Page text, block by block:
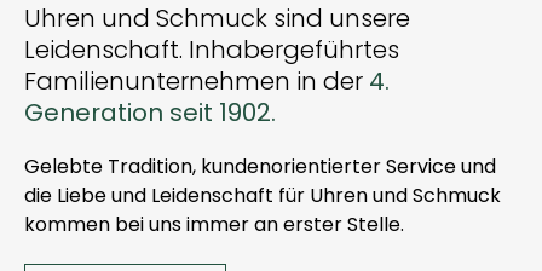
Uhren und Schmuck sind unsere
Leidenschaft. Inhabergeführtes
Familienunternehmen in der 4.
Generation seit 1902.
Gelebte Tradition, kundenorientierter Service und
die Liebe und Leidenschaft für Uhren und Schmuck
kommen bei uns immer an erster Stelle.